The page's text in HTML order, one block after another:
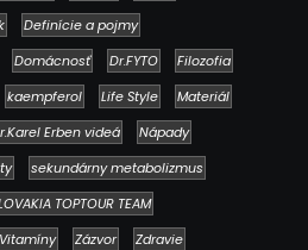
Definície a pojmy
Domácnosť Dr.FYTO
Filozofia
kaempferol Life Style
Materiál
Erben videá
Nápady
sekundárny metabolizmus
TOPTOUR TEAM
Vitamíny Zázvor
Zdravie